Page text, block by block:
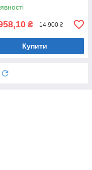
₴ 14 900 ₴
Купити